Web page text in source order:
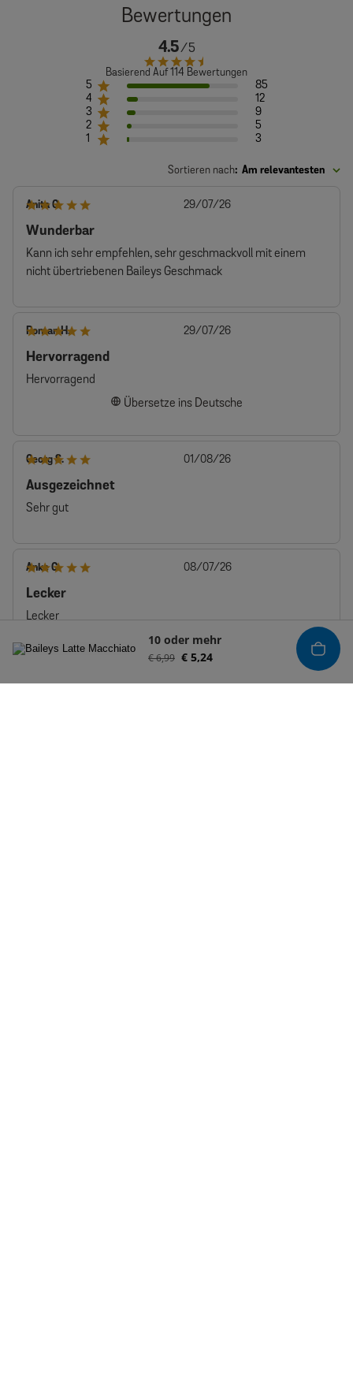
10 oder mehr
€ 6,99 € 5,24
4.5
Basierend Auf 114 Bewertungen
5
85
4
12
3
9
2
5
1
3
Sortieren nach: Am relevantesten
Anita G.
Wunderbar
Kann ich sehr empfehlen, sehr geschmackvoll mit einem
nicht übertriebenen Baileys Geschmack
Veröffentlichungsdatum
29/07/26
Roman H.
Hervorragend
Hervorragend
Übersetze ins Deutsche
Veröffentlichungsdatum
29/07/26
Georg S.
Ausgezeichnet
Sehr gut
Veröffentlichungsdatum
01/08/26
Anke C.
Lecker
Lecker
Bewertetes Produkt: Baileys Latte Macchiato
Übersetze ins Deutsche
Veröffentlichungsdatum
08/07/26